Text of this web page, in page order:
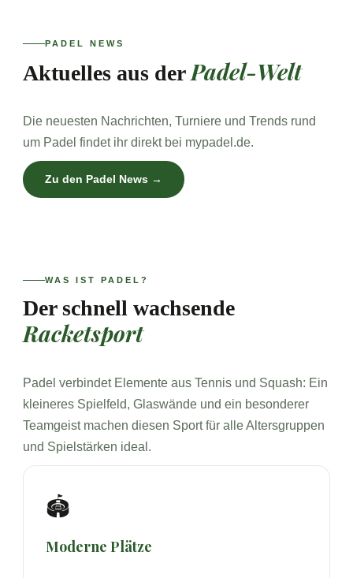
PADEL NEWS
Aktuelles aus der Padel-Welt
Die neuesten Nachrichten, Turniere und Trends rund
um Padel findet ihr direkt bei mypadel.de.
Zu den Padel News →
WAS IST PADEL?
Der schnell wachsende
Racketsport
Padel verbindet Elemente aus Tennis und Squash: Ein
kleineres Spielfeld, Glaswände und ein besonderer
Teamgeist machen diesen Sport für alle Altersgruppen
und Spielstärken ideal.
🏟
Moderne Plätze